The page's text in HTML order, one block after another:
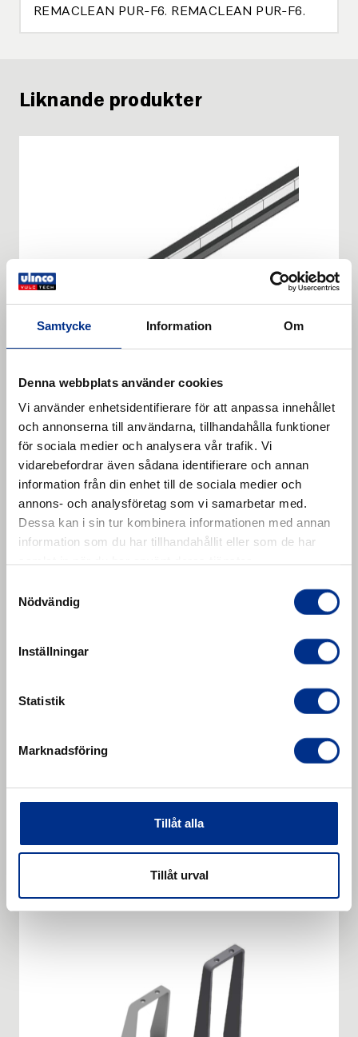
Samtycke Information Om
Denna webbplats använder cookies
Vi använder enhetsidentifierare för att anpassa innehållet
och annonserna till användarna, tillhandahålla funktioner
för sociala medier och analysera vår trafik. Vi
vidarebefordrar även sådana identifierare och annan
information från din enhet till de sociala medier och
annons- och analysföretag som vi samarbetar med.
Dessa kan i sin tur kombinera informationen med annan
information som du har tillhandahållit eller som de har
Nödvändig
Inställningar
Statistik
Marknadsföring
Tillåt alla
Tillåt urval
REMACLEAN PUR-F6. REMACLEAN PUR-F6.
Liknande produkter
REMACLEAN C
Belt Scraper
Läs mer
REMACLEAN HM-F2 Tillbehör
Accessories - REMACLEAN HM-U1. Reversing stop
Läs mer